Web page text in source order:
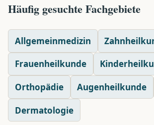
Häufig gesuchte Fachgebiete
Allgemeinmedizin
Frauenheilkunde
Orthopädie Augenheilkunde
Dermatologie